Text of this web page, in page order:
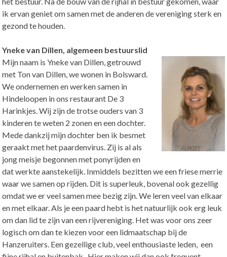
ik ervan geniet om samen met de anderen de vereniging sterk en
gezond te houden.
Yneke van Dillen, algemeen bestuurslid
Mijn naam is Yneke van Dillen, getrouwd
met Ton van Dillen, we wonen in Bolsward.
We ondernemen en werken samen in
Hindeloopen in ons restaurant De 3
Harinkjes. Wij zijn de trotse ouders van 3
kinderen te weten 2 zonen en een dochter.
Mede dankzij mijn dochter ben ik besmet
geraakt met het paardenvirus. Zij is al als
jong meisje begonnen met ponyrijden en
dat werkte aanstekelijk. Inmiddels bezitten we een friese merrie
waar we samen op rijden. Dit is superleuk, bovenal ook gezellig
omdat we er veel samen mee bezig zijn. We leren veel van elkaar
en met elkaar. Als je een paard hebt is het natuurlijk ook erg leuk
om dan lid te zijn van een rijvereniging. Het was voor ons zeer
logisch om dan te kiezen voor een lidmaatschap bij de
Hanzeruiters. Een gezellige club, veel enthousiaste leden, een